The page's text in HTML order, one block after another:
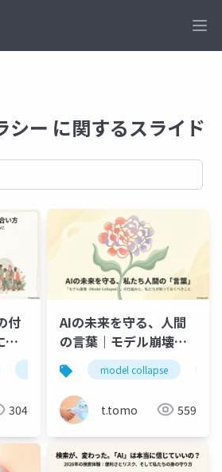
シー に関するスライド
付
騙
衆院選2026
304
AIの未来を守る、人間
の言葉｜モデル崩壊の
仕組みmodel collapse
t.tomo 559